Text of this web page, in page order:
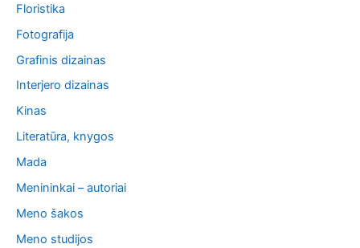
Floristika
Fotografija
Grafinis dizainas
Interjero dizainas
Kinas
Literatūra, knygos
Mada
Menininkai – autoriai
Meno šakos
Meno studijos